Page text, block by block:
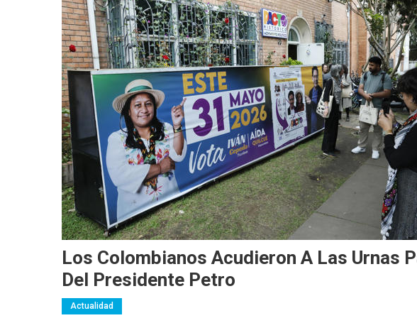
Los Colombianos Acudieron A Las Urnas
Del Presidente Petro
Actualidad